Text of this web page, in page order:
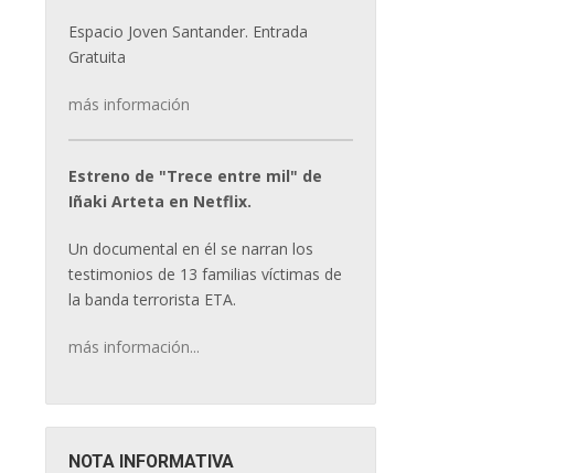
Espacio Joven Santander. Entrada
Gratuita
más información
Estreno de "Trece entre mil" de
Iñaki Arteta en Netflix.
Un documental en él se narran los
testimonios de 13 familias víctimas de
la banda terrorista ETA.
más información...
NOTA INFORMATIVA